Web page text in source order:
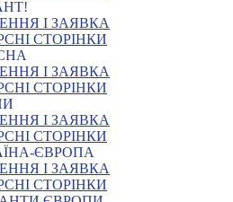
І ЗАЯВКА
СТОРІНКИ
І ЗАЯВКА
СТОРІНКИ
І ЗАЯВКА
СТОРІНКИ
ЄВРОПА
І ЗАЯВКА
СТОРІНКИ